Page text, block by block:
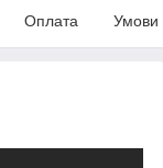
Оплата Умови